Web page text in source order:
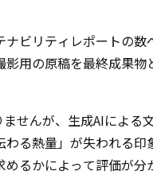
ビリティレポートの
影用の原稿を最終成果
ませんが、生成AIによ
わる熱量」が失われる
るかによって評価が